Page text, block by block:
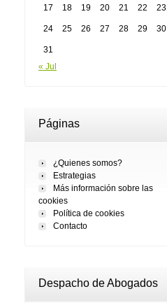
17 18 19 20 21 22 23
24 25 26 27 28 29 30
31
« Jul
Páginas
¿Quienes somos?
Estrategias
Más información sobre las
cookies
Política de cookies
Contacto
Despacho de Abogados